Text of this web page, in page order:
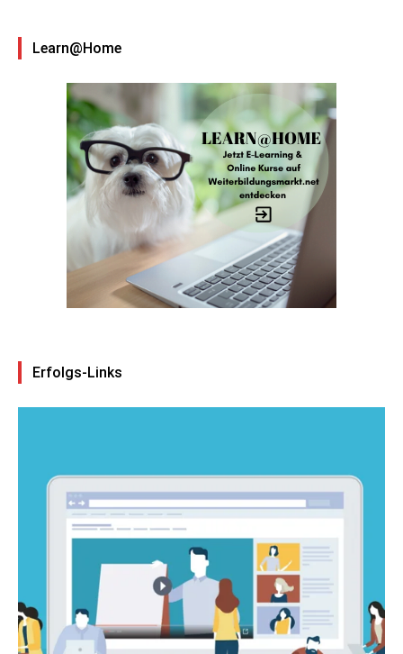
Learn@Home
Erfolgs-Links